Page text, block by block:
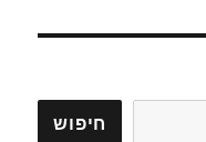
חיפוש